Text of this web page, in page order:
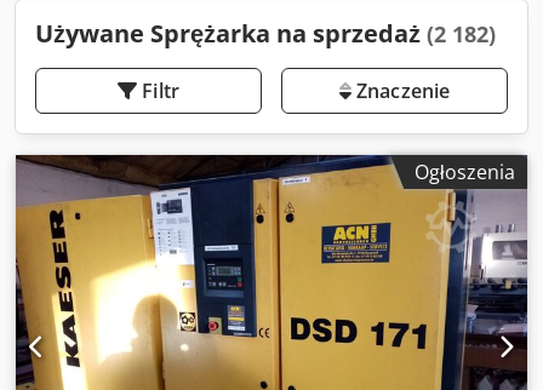
Używane Sprężarka na sprzedaż (2 182)
Filtr Znaczenie
Ogłoszenia